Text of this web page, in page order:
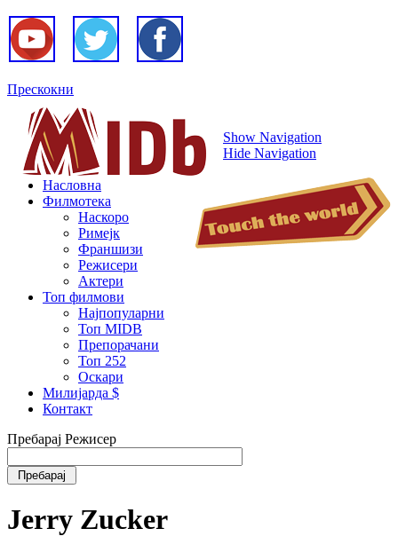
Прескокни
Show Navigation
Hide Navigation
Насловна
Филмотека
Наскоро
Римејк
Франшизи
Режисери
Актери
Топ филмови
Најпопуларни
Топ MIDB
Препорачани
Топ 252
Оскари
Милијарда $
Контакт
Пребарај Режисер
Jerry Zucker